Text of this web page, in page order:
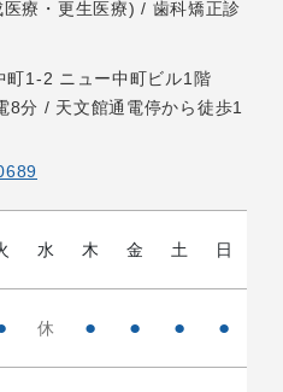
療・更生医療) / 歯科矯正診
1-2 ニュー中町ビル1階
8分 / 天文館通電停から徒歩1
水 木 金 土 日
休 ● ● ● ●